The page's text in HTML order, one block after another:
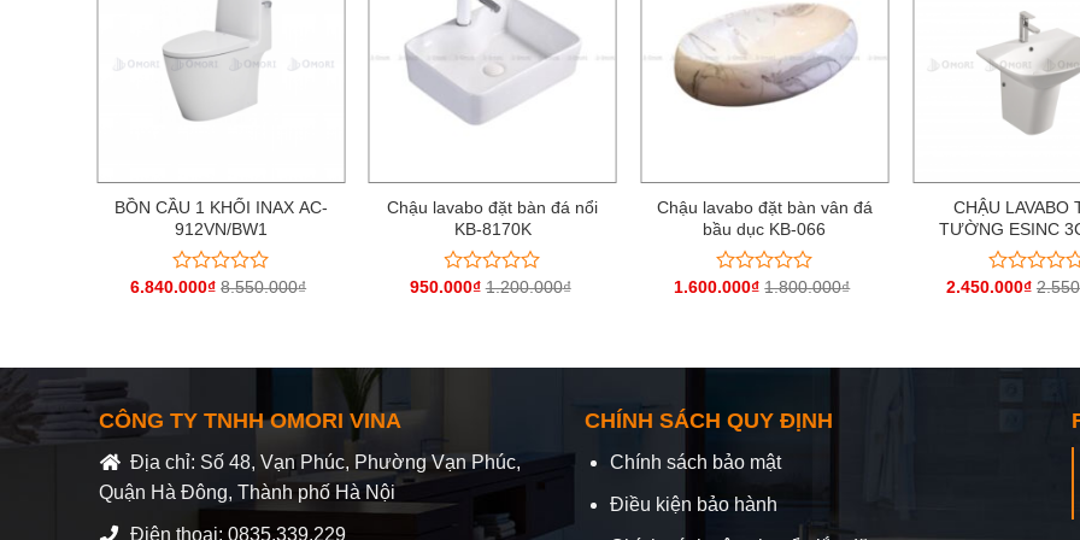
BỒN CẦU 1 KHỐI INAX AC-
912VN/BW1
Được
5
6.840.000₫ 8.550.000₫
Chậu lavabo đặt bàn đá nổi
KB-8170K
Được
5
950.000₫ 1.200.000₫
Chậu lavabo đặt bàn vân đá
bầu dục KB-066
Được
5
1.600.000₫ 1.800.000₫
CHẬU LAVABO
TƯỜNG ESINC
Được
5
2.450.000₫
CÔNG TY TNHH OMORI VINA
Địa chỉ: Số 48, Vạn Phúc, Phường Vạn Phúc,
Quận Hà Đông, Thành phố Hà Nội
Điện thoại: 0835.339.229
CHÍNH SÁCH QUY ĐỊNH
Chính sách bảo mật
Điều kiện bảo hành